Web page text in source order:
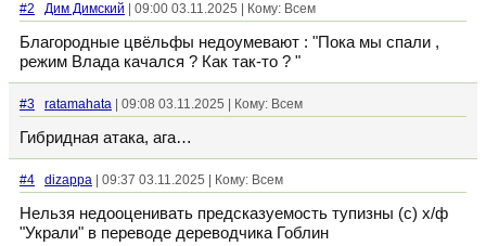
#2 Дим Димский | 09:00 03.11.2025 | Кому: Всем
Благородные цвёльфы недоумевают : "Пока мы спали ,
режим Влада качался ? Как так-то ? "
#3 ratamahata | 09:08 03.11.2025 | Кому: Всем
Гибридная атака, ага…
#4 dizappa | 09:37 03.11.2025 | Кому: Всем
Нельзя недооценивать предсказуемость тупизны (с) х/ф
"Украли" в переводе дереводчика Гоблин